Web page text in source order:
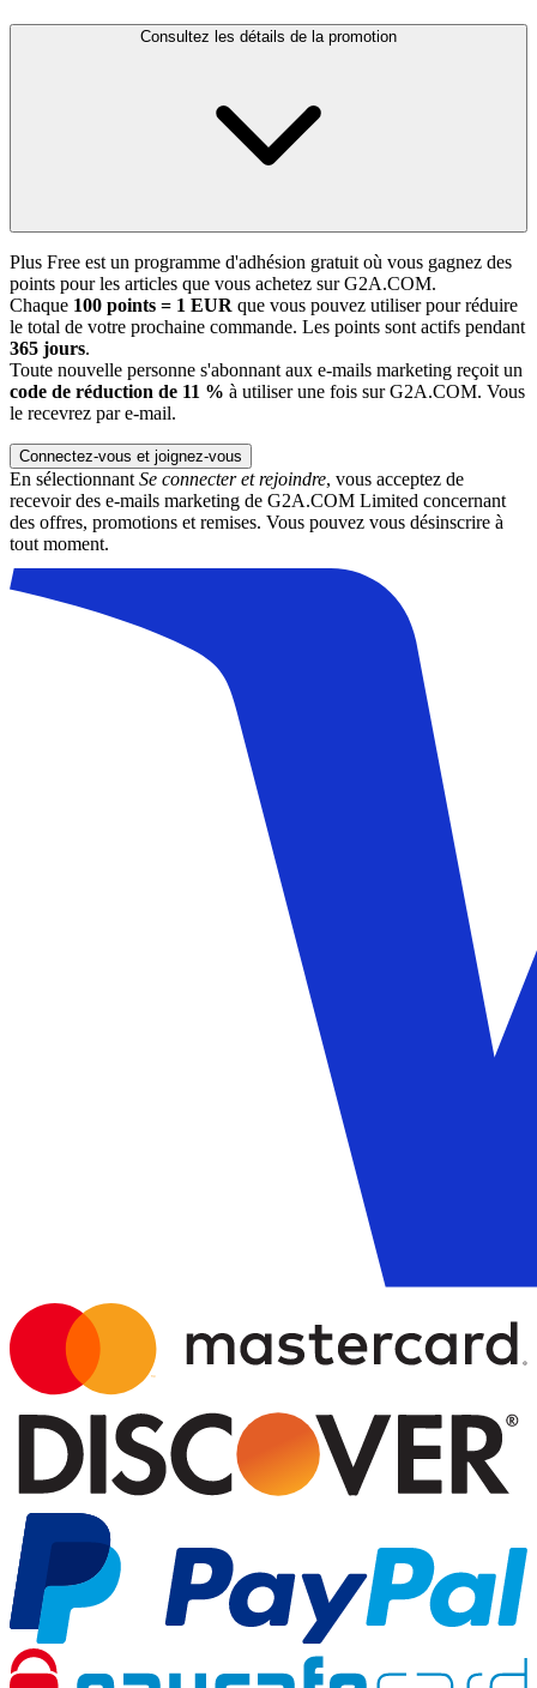
Consultez les détails de la promotion
Plus Free est un programme d'adhésion gratuit où vous gagnez des
points pour les articles que vous achetez sur G2A.COM.
Chaque 100 points = 1 EUR que vous pouvez utiliser pour réduire
le total de votre prochaine commande. Les points sont actifs pendant
365 jours.
Toute nouvelle personne s'abonnant aux e-mails marketing reçoit un
code de réduction de 11 % à utiliser une fois sur G2A.COM. Vous
le recevrez par e-mail.
Connectez-vous et joignez-vous
En sélectionnant Se connecter et rejoindre, vous acceptez de
recevoir des e-mails marketing de G2A.COM Limited concernant
des offres, promotions et remises. Vous pouvez vous désinscrire à
tout moment.